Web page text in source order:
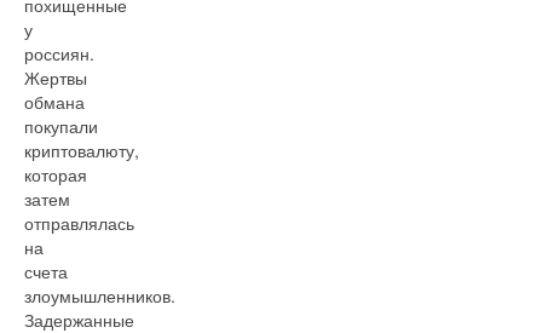
похищенные
у
россиян.
Жертвы
обмана
покупали
криптовалюту,
которая
затем
отправлялась
на
счета
злоумышленников.
Задержанные